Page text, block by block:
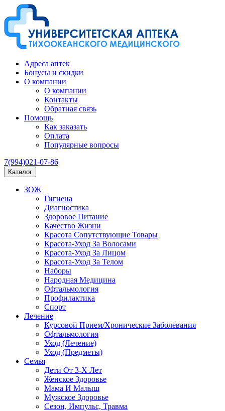
Адреса аптек
Бонусы и скидки
О компании
О компании
Контакты
Обратная связь
Помощь
Как заказать
Оплата
Популярные вопросы
7(994)021-07-86
Каталог
ЗОЖ
Гигиена
Диагностика
Здоровое Питание
Качество Жизни
Красота Сопутствующие Товары
Красота-Уход За Волосами
Красота-Уход За Лицом
Красота-Уход За Телом
Наборы
Народная Медицина
Офтальмология
Профилактика
Спорт
Лечение
Курсовой Прием/Хронические Заболевания
Офтальмология
Уход (Лечение)
Уход (Предметы)
Семья
Дети От 3-Х Лет
Женское Здоровье
Мама И Малыш
Мужское Здоровье
Сезон, Импульс, Травма